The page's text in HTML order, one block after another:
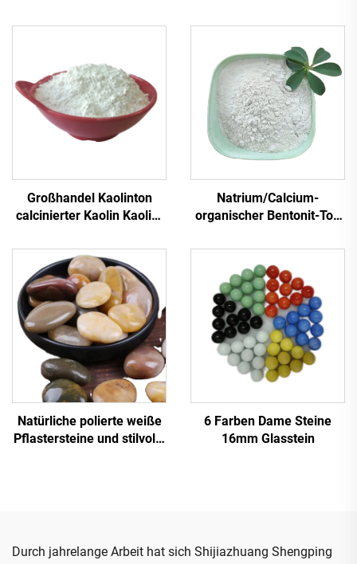
Großhandel Kaolinton
calcinierter Kaolin Kaolin-
Keramikglasuren 93 %
Weißgrad Mesh calciniert
für Papierbeschichtungen
Natrium/Calcium-
organischer Bentonit-Ton
Bentonit-Produkt
Natürliche polierte weiße
Pflastersteine und stilvolle
6 Farben Dame Steine
16mm Glasstein
Durch jahrelange Arbeit hat sich Shijiazhuang Shengping